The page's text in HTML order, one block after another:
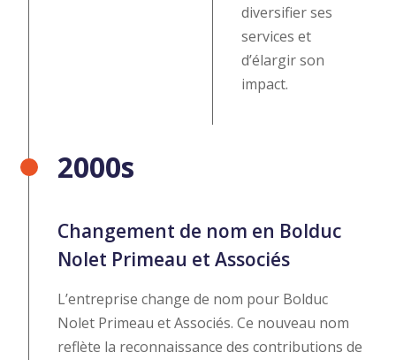
diversifier ses
services et
d’élargir son
impact.
Changement de nom en Bolduc
Nolet Primeau et Associés
L’entreprise change de nom pour Bolduc
Nolet Primeau et Associés. Ce nouveau nom
reflète la reconnaissance des contributions de
2000s